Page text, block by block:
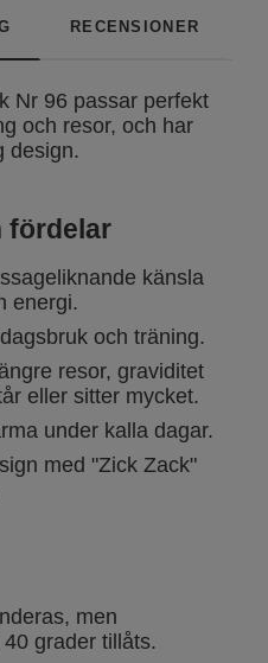
RECENSIONER
Nr 96 passar perfekt
och resor, och har
design.
fördelar
känsla
energi.
och träning.
resor, graviditet
eller sitter mycket.
under kalla dagar.
med "Zick Zack"
men
grader tillåts.